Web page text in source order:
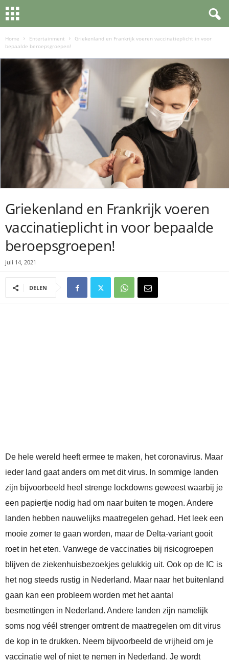
Home Entertainment
Griekenland en Frankrijk voeren vaccinatieplicht in voor
bepaalde beroepsgroepen!
Griekenland en Frankrijk voeren
vaccinatieplicht in voor bepaalde
beroepsgroepen!
juli 14, 2021
DELEN
De hele wereld heeft ermee te maken, het coronavirus. Maar
ieder land gaat anders om met dit virus. In sommige landen
zijn bijvoorbeeld heel strenge lockdowns geweest waarbij je
een papiertje nodig had om naar buiten te mogen. Andere
landen hebben nauwelijks maatregelen gehad. Het leek een
mooie zomer te gaan worden, maar de Delta-variant gooit
roet in het eten. Vanwege de vaccinaties bij risicogroepen
blijven de ziekenhuisbezoekjes gelukkig uit. Ook op de IC is
het nog steeds rustig in Nederland. Maar naar het buitenland
gaan kan een probleem worden met het aantal
besmettingen in Nederland. Andere landen zijn namelijk
soms nog véél strenger omtrent de maatregelen om dit virus
de kop in te drukken. Neem bijvoorbeeld de vrijheid om je
vaccinatie wel of niet te nemen in Nederland. Je wordt